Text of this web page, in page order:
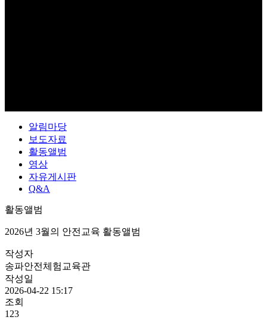
알림마당
보도자료
활동앨범
영상
자유게시판
Q&A
활동앨범
2026년 3월의 안전교육 활동앨범
작성자
송파안전체험교육관
작성일
2026-04-22 15:17
조회
123